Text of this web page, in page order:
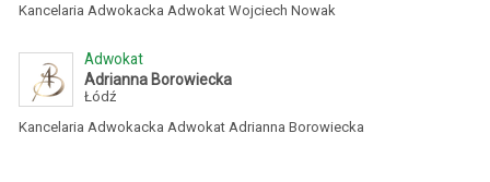
Kancelaria Adwokacka Adwokat Wojciech Nowak
Adwokat
Adrianna Borowiecka
Łódź
Kancelaria Adwokacka Adwokat Adrianna Borowiecka